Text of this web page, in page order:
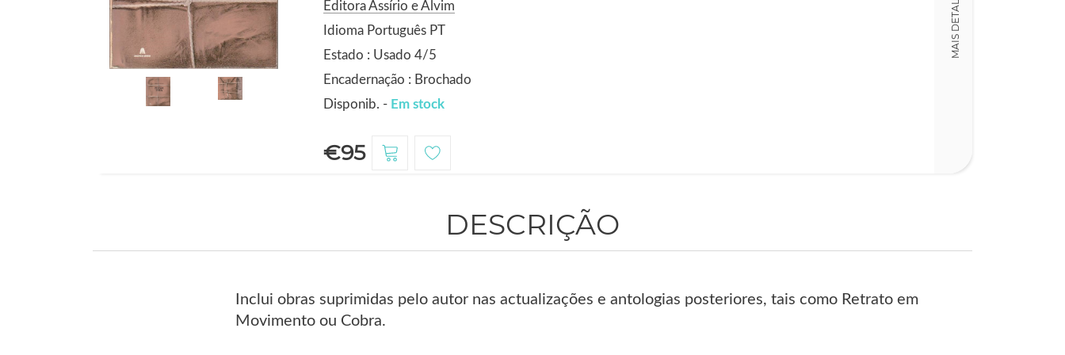
Editora Assírio e Alvim
Idioma Português PT
Estado : Usado 4/5
Encadernação : Brochado
Disponib. - Em stock
€95
MAIS DETALHES
DESCRIÇÃO
Inclui obras suprimidas pelo autor nas actualizações e antologias posteriores, tais como Retrato em
Movimento ou Cobra.